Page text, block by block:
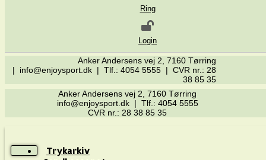
Ring
Login
Anker Andersens vej 2, 7160 Tørring
| info@enjoysport.dk | Tlf.: 4054 5555 | CVR nr.: 28
38 85 35
Anker Andersens vej 2, 7160 Tørring
info@enjoysport.dk | Tlf.: 4054 5555
CVR nr.: 28 38 85 35
Trykarkiv